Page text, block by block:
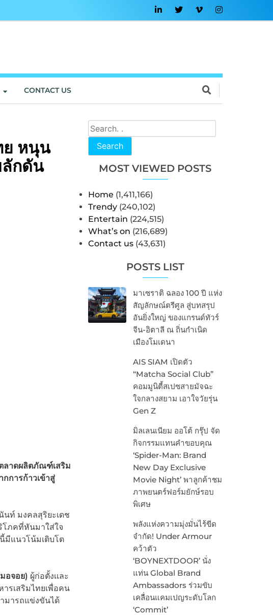
CONTACT US
Search
MOST VIEWED POSTS
Home (1,411,166)
Trendy (240,102)
Entertain (224,515)
What’s on (216,689)
Contact us (43,631)
POSTS LIST
มาเซราติ ฉลอง 100 ปี แห่ง
สัญลักษณ์ตรีศูล สู่บทสรุป
อันยิ่งใหญ่ ของแกรนด์ทัวร์
จีน-อิตาลี ณ ถิ่นกำเนิด
เมืองโมเดนา
AIS SIAM เปิดตัว
“Matcha Social Club”
คอมมูนิตี้สเปซสายมัจฉะ
ใจกลางสยาม เอาใจวัยรุ่น
Gen Z
มิลเลนเนียม ออโต้ กรุ๊ป จัด
กิจกรรมแทนคำขอบคุณ
‘Spider-Man: Brand
New Day Exclusive
Movie Night’ พาลูกค้าชม
ภาพยนตร์ฟอร์มยักษ์รอบ
พิเศษ
พลังแห่งความมุ่งมั่นไร้ขีด
จำกัด! Under Armour
คว้าตัว
‘BOYNEXTDOOR’ นั่ง
แท่น Global Brand
Ambassadors ร่วมขับ
เคลื่อนแคมเปญระดับโลก
‘Commit’
ย หนุน
ลักดัน
ลาดผลิตภัณฑ์เสริม
การก้าวเข้าสู่
นท์ มงคลสุริยะเดช
โภคที่หันมาใส่ใจ
มีแนวโน้มเติบโต
อจอย) ผู้ก่อตั้งเเละ
รเสริมไทยเพื่อคน
มารถแข่งขันได้